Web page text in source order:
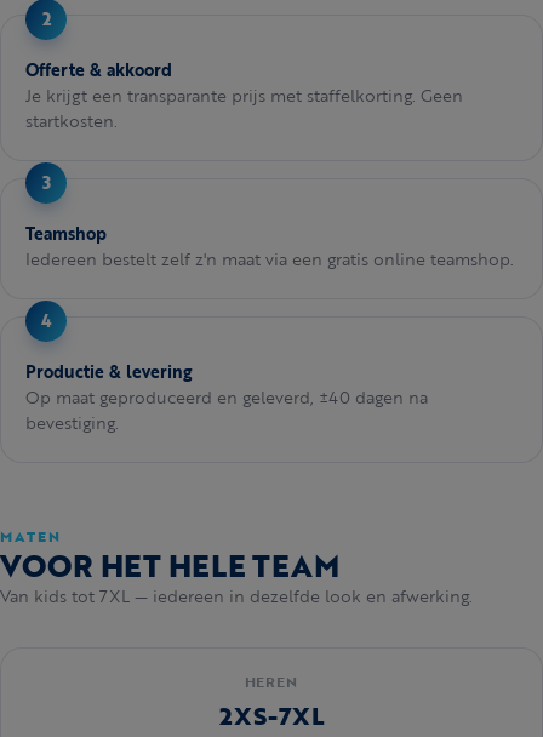
Offerte & akkoord
Je krijgt een transparante prijs met staffelkorting. Geen
startkosten.
Teamshop
Iedereen bestelt zelf z'n maat via een gratis online teamshop.
Productie & levering
Op maat geproduceerd en geleverd, ±40 dagen na
bevestiging.
MATEN
VOOR HET HELE TEAM
Van kids tot 7XL — iedereen in dezelfde look en afwerking.
HEREN
2XS-7XL